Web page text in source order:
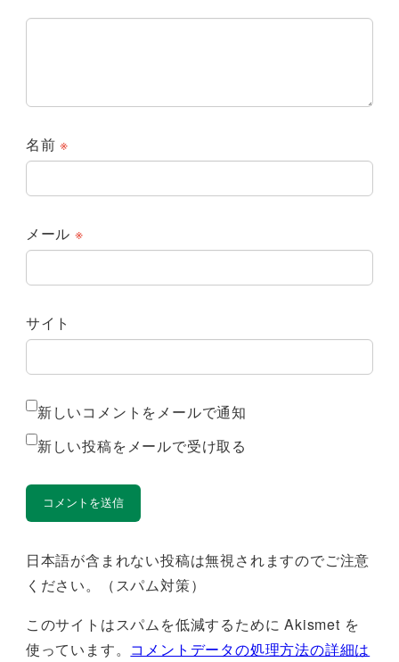
名前※
メール ※
サイト
新しいコメントをメールで通知
新しい投稿をメールで受け取る
日本語が含まれない投稿は無視されますのでご注意
ください。（スパム対策）
このサイトはスパムを低減するために Akismet を
使っています。 コメントデータの処理方法の詳細は